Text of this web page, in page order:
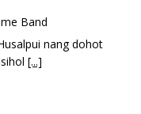
Lagu Nias
ba desa’aUhalo
Ena’o